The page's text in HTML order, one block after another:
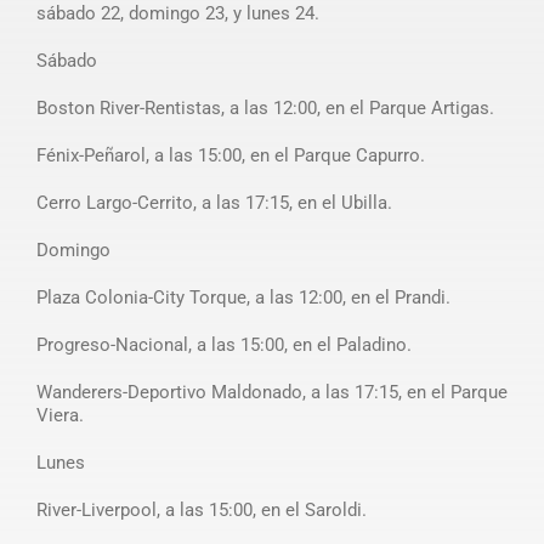
sábado 22, domingo 23, y lunes 24.
Sábado
Boston River-Rentistas, a las 12:00, en el Parque Artigas.
Fénix-Peñarol, a las 15:00, en el Parque Capurro.
Cerro Largo-Cerrito, a las 17:15, en el Ubilla.
Domingo
Plaza Colonia-City Torque, a las 12:00, en el Prandi.
Progreso-Nacional, a las 15:00, en el Paladino.
Wanderers-Deportivo Maldonado, a las 17:15, en el Parque
Viera.
Lunes
River-Liverpool, a las 15:00, en el Saroldi.